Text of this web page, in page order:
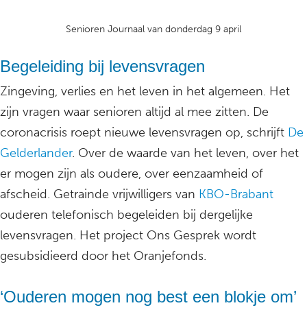
Senioren Journaal van donderdag 9 april
Begeleiding bij levensvragen
Zingeving, verlies en het leven in het algemeen. Het
zijn vragen waar senioren altijd al mee zitten. De
coronacrisis roept nieuwe levensvragen op, schrijft De
Gelderlander. Over de waarde van het leven, over het
er mogen zijn als oudere, over eenzaamheid of
afscheid. Getrainde vrijwilligers van KBO-Brabant
ouderen telefonisch begeleiden bij dergelijke
levensvragen. Het project Ons Gesprek wordt
gesubsidieerd door het Oranjefonds.
‘Ouderen mogen nog best een blokje om’